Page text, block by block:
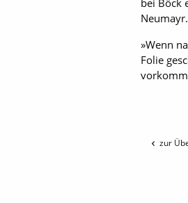
bei Böck
»Wenn
Folie
zur